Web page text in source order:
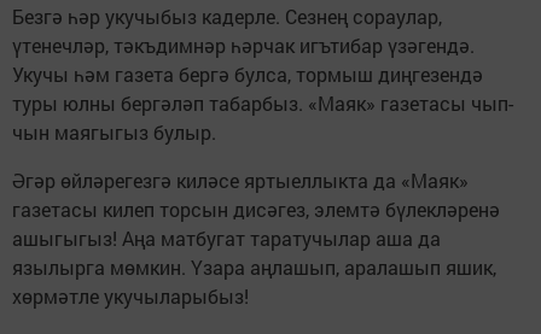
Безгә һәр укучыбыз кадерле. Сезнең сораулар,
үтенечләр, тәкъдимнәр һәрчак игътибар үзәгендә.
Укучы һәм газета бергә булса, тормыш диңгезендә
туры юлны бергәләп табарбыз. «Маяк» газетасы чып-
чын маягыгыз булыр.
Әгәр өйләрегезгә киләсе яртыеллыкта да «Маяк»
газетасы килеп торсын дисәгез, элемтә бүлекләренә
ашыгыгыз! Аңа матбугат таратучылар аша да
язылырга мөмкин. Үзара аңлашып, аралашып яшик,
хөрмәтле укучыларыбыз!